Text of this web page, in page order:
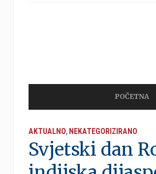
POČETNA
AKTUALNO, NEKATEGORIZIRANO
Svjetski dan